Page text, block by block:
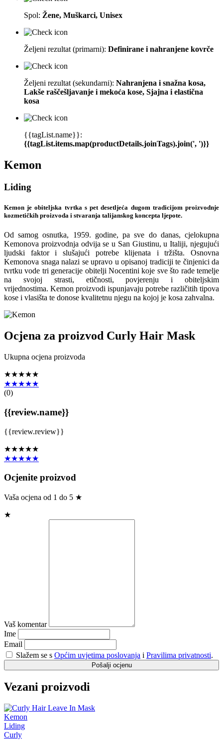
Spol: Žene, Muškarci, Unisex
Željeni rezultat (primarni): Definirane i nahranjene kovrče
Željeni rezultat (sekundarni): Nahranjena i snažna kosa,
Lakše raščešljavanje i mekoća kose, Sjajna i elastična
kosa
{{tagList.name}}:
{{tagList.items.map(productDetails.joinTags).join(', ')}}
Kemon
Liding
Kemon je obiteljska tvrtka s pet desetljeća dugom tradicijom proizvodnje
kozmetičkih proizvoda i stvaranja talijanskog koncepta ljepote.
Od samog osnutka, 1959. godine, pa sve do danas, cjelokupna
Kemonova proizvodnja odvija se u San Giustinu, u Italiji, njegujući
ljudski faktor i slušajući potrebe klijenata i tržišta. Osnovna
Kemonova snaga nalazi se upravo u opisanoj tradiciji te činjenici da
tvrtku vode tri generacije obitelji Nocentini koje sve što rade temelje
na svojoj strasti, etičnosti, povjerenju i obiteljskim
vrijednostima. Kemon proizvodi ispunjavaju potrebe različitih tipova
kose i vlasišta te donose kvalitetnu njegu na kojoj je kosa zahvalna.
Ocjena za proizvod Curly Hair Mask
Ukupna ocjena proizvoda
★★★★★
★★★★★
(0)
{{review.name}}
{{review.review}}
★★★★★
★★★★★
Ocjenite proizvod
Vaša ocjena od 1 do 5 ★
★
Vaš komentar
Ime
Email
Slažem se s Općim uvjetima poslovanja i Pravilima privatnosti.
Pošalji ocjenu
Vezani proizvodi
Kemon
Liding
Curly